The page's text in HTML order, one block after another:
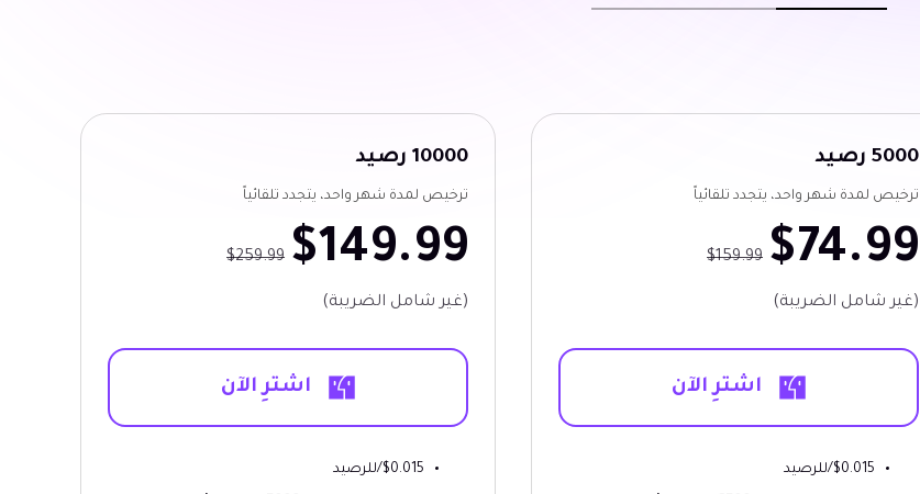
5000 رصيد
ترخيص لمدة شهر واحد، يتجدد تلقائياً
$74.99
$159.99
(غير شامل الضريبة)
اشترِ الآن
$0.015/للرصيد
10000 رصيد
ترخيص لمدة شهر واحد، يتجدد تلقائياً
$149.99
$259.99
(غير شامل الضريبة)
اشترِ الآن
$0.015/للرصيد